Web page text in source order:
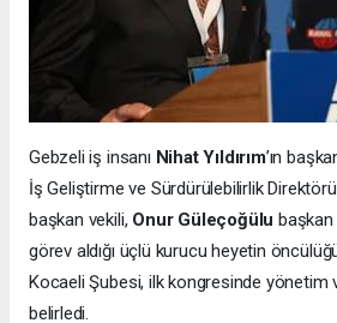
Gebzeli iş insanı Nihat Yıldırım’ın
İş Geliştirme ve Sürdürülebilirlik Direktörü
başkan vekili, Onur Güleçoğülu başkan
görev aldığı üçlü kurucu heyetin
Kocaeli Şubesi, ilk kongresinde yönetim
belirledi.